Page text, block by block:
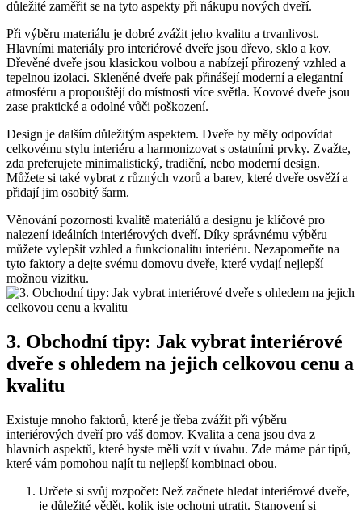
důležité zaměřit se na tyto aspekty při⁤ nákupu nových ⁤dveří.
Při výběru materiálu je dobré zvážit jeho kvalitu a trvanlivost.⁢
Hlavními materiály pro interiérové ⁤dveře jsou dřevo, sklo a kov.
Dřevěné dveře jsou klasickou volbou‍ a nabízejí přirozený ⁤vzhled a
tepelnou izolaci. Skleněné dveře⁣ pak přinášejí moderní ‌a elegantní​
atmosféru ⁤a propouštějí do místnosti‍ více světla. ⁢Kovové dveře⁢ jsou⁢
zase praktické​ a odolné‌ vůči poškození.
Design je dalším důležitým aspektem. Dveře by měly ⁤odpovídat
celkovému stylu ⁢interiéru ⁣a harmonizovat s ostatními prvky. Zvažte,
zda preferujete minimalistický, tradiční,‌ nebo moderní design.
Můžete si také ​vybrat z různých vzorů a barev, které​ dveře osvěží a⁢
přidají jim osobitý šarm.
Věnování pozornosti kvalitě⁣ materiálů a⁢ designu je⁢ klíčové pro
nalezení ideálních interiérových dveří. Díky⁣ správnému výběru
můžete vylepšit‌ vzhled a funkcionalitu interiéru. Nezapomeňte na​
tyto faktory a‌ dejte⁢ svému domovu dveře,‍ které vydají nejlepší
možnou vizitku.
3. Obchodní tipy: Jak‌ vybrat interiérové
dveře s ohledem ⁤na jejich celkovou cenu ⁢a
kvalitu
Existuje mnoho faktorů, které je třeba zvážit při výběru
interiérových dveří pro váš domov. Kvalita a cena jsou dva⁣ z
hlavních aspektů, které ‍byste měli vzít v úvahu. Zde ‍máme⁢ pár tipů,
které ​vám‍ pomohou najít ⁢tu nejlepší kombinaci obou.
Určete si svůj rozpočet: Než začnete hledat ​interiérové‌ dveře,‌
je důležité vědět, kolik jste ochotni‌ utratit. Stanovení si​